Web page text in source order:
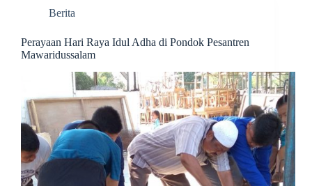
Berita
Perayaan Hari Raya Idul Adha di Pondok Pesantren
Mawaridussalam